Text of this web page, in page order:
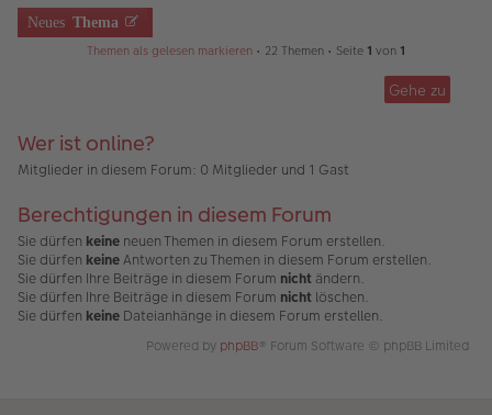
g
B
ei
tr
es
e
n
g
n
g
ei
tr
Neues Thema
Themen als gelesen markieren • 22 Themen • Seite 1 von 1
Gehe zu
Wer ist online?
Mitglieder in diesem Forum: 0 Mitglieder und 1 Gast
Berechtigungen in diesem Forum
Sie dürfen keine neuen Themen in diesem Forum erstellen.
Sie dürfen keineAntworten zu Themen in diesem Forum erstellen.
Sie dürfen Ihre Beiträge in diesem Forum nicht ändern.
Sie dürfen Ihre Beiträge in diesem Forum nicht löschen.
Sie dürfen keine Dateianhänge in diesem Forum erstellen.
Powered by phpBB® Forum Software © phpBB Limited